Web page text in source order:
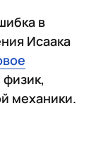
в
Исаака
механики.